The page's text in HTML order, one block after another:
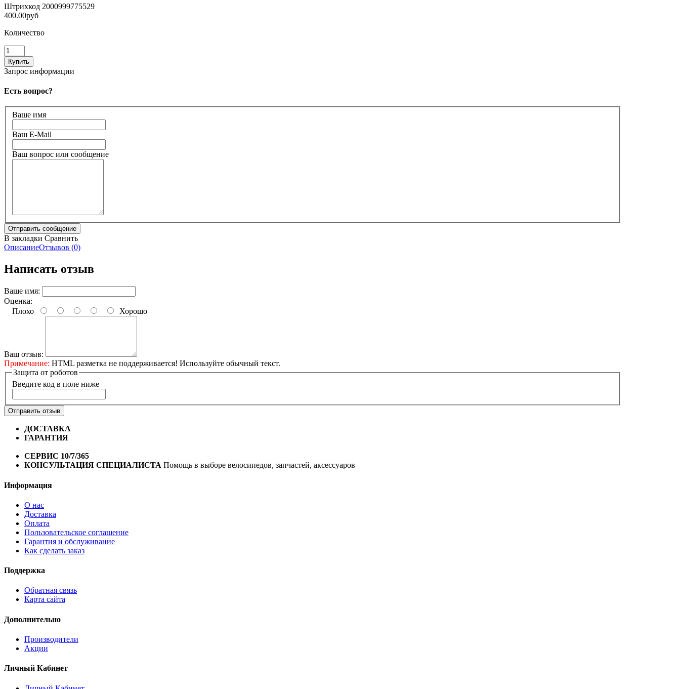
Штрихкод 2000999775529
400.00руб
Количество
Запрос информации
Есть вопрос?
Ваше имя
Ваш E-Mail
Ваш вопрос или сообщение
В закладки Сравнить
ОписаниеОтзывов (0)
Написать отзыв
Ваше имя:
Оценка:
Плохо
Хорошо
Ваш отзыв:
Примечание: HTML разметка не поддерживается! Используйте обычный текст.
Защита от роботов
Введите код в поле ниже
Отправить отзыв
ДОСТАВКА
ГАРАНТИЯ
СЕРВИС 10/7/365
КОНСУЛЬТАЦИЯ СПЕЦИАЛИСТА Помощь в выборе велосипедов, запчастей, аксессуаров
Информация
О нас
Доставка
Оплата
Пользовательское соглашение
Гарантия и обслуживание
Как сделать заказ
Поддержка
Обратная связь
Карта сайта
Дополнительно
Производители
Акции
Личный Кабинет